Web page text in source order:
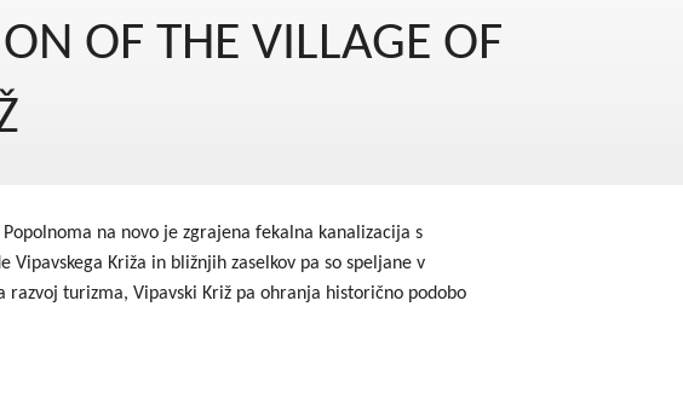
OF THE VILLAGE OF
na novo je zgrajena fekalna kanalizacija s
Križa in bližnjih zaselkov pa so speljane v
razvoj turizma, Vipavski Križ pa ohranja historično podobo